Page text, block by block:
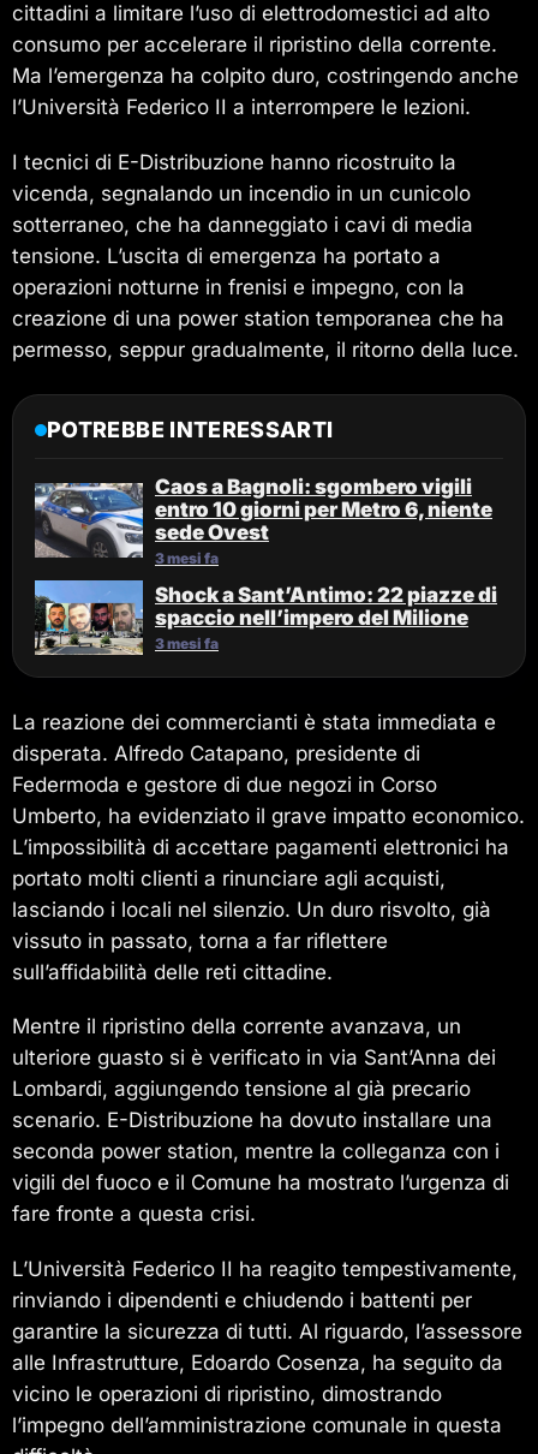
cittadini a limitare l’uso di elettrodomestici ad alto
consumo per accelerare il ripristino della corrente.
Ma l’emergenza ha colpito duro, costringendo anche
l’Università Federico II a interrompere le lezioni.
I tecnici di E-Distribuzione hanno ricostruito la
vicenda, segnalando un incendio in un cunicolo
sotterraneo, che ha danneggiato i cavi di media
tensione. L’uscita di emergenza ha portato a
operazioni notturne in frenisi e impegno, con la
creazione di una power station temporanea che ha
permesso, seppur gradualmente, il ritorno della luce.
POTREBBE INTERESSARTI
Caos a Bagnoli: sgombero vigili
entro 10 giorni per Metro 6, niente
sede Ovest
3 mesi fa
Shock a Sant’Antimo: 22 piazze di
spaccio nell’impero del Milione
3 mesi fa
La reazione dei commercianti è stata immediata e
disperata. Alfredo Catapano, presidente di
Federmoda e gestore di due negozi in Corso
Umberto, ha evidenziato il grave impatto economico.
L’impossibilità di accettare pagamenti elettronici ha
portato molti clienti a rinunciare agli acquisti,
lasciando i locali nel silenzio. Un duro risvolto, già
vissuto in passato, torna a far riflettere
sull’affidabilità delle reti cittadine.
Mentre il ripristino della corrente avanzava, un
ulteriore guasto si è verificato in via Sant’Anna dei
Lombardi, aggiungendo tensione al già precario
scenario. E-Distribuzione ha dovuto installare una
seconda power station, mentre la colleganza con i
vigili del fuoco e il Comune ha mostrato l’urgenza di
fare fronte a questa crisi.
L’Università Federico II ha reagito tempestivamente,
rinviando i dipendenti e chiudendo i battenti per
garantire la sicurezza di tutti. Al riguardo, l’assessore
alle Infrastrutture, Edoardo Cosenza, ha seguito da
vicino le operazioni di ripristino, dimostrando
l’impegno dell’amministrazione comunale in questa